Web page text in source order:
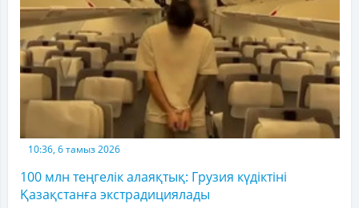
10:36, 6 тамыз 2026
100 млн теңгелік алаяқтық: Грузия күдіктіні
Қазақстанға экстрадициялады